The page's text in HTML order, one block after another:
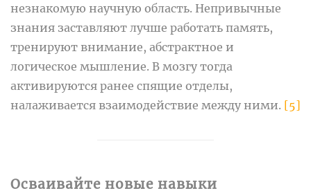
незнакомую научную область. Непривычные
знания заставляют лучше работать память,
тренируют внимание, абстрактное и
логическое мышление. В мозгу тогда
активируются ранее спящие отделы,
налаживается взаимодействие между ними. [5]
Осваивайте новые навыки